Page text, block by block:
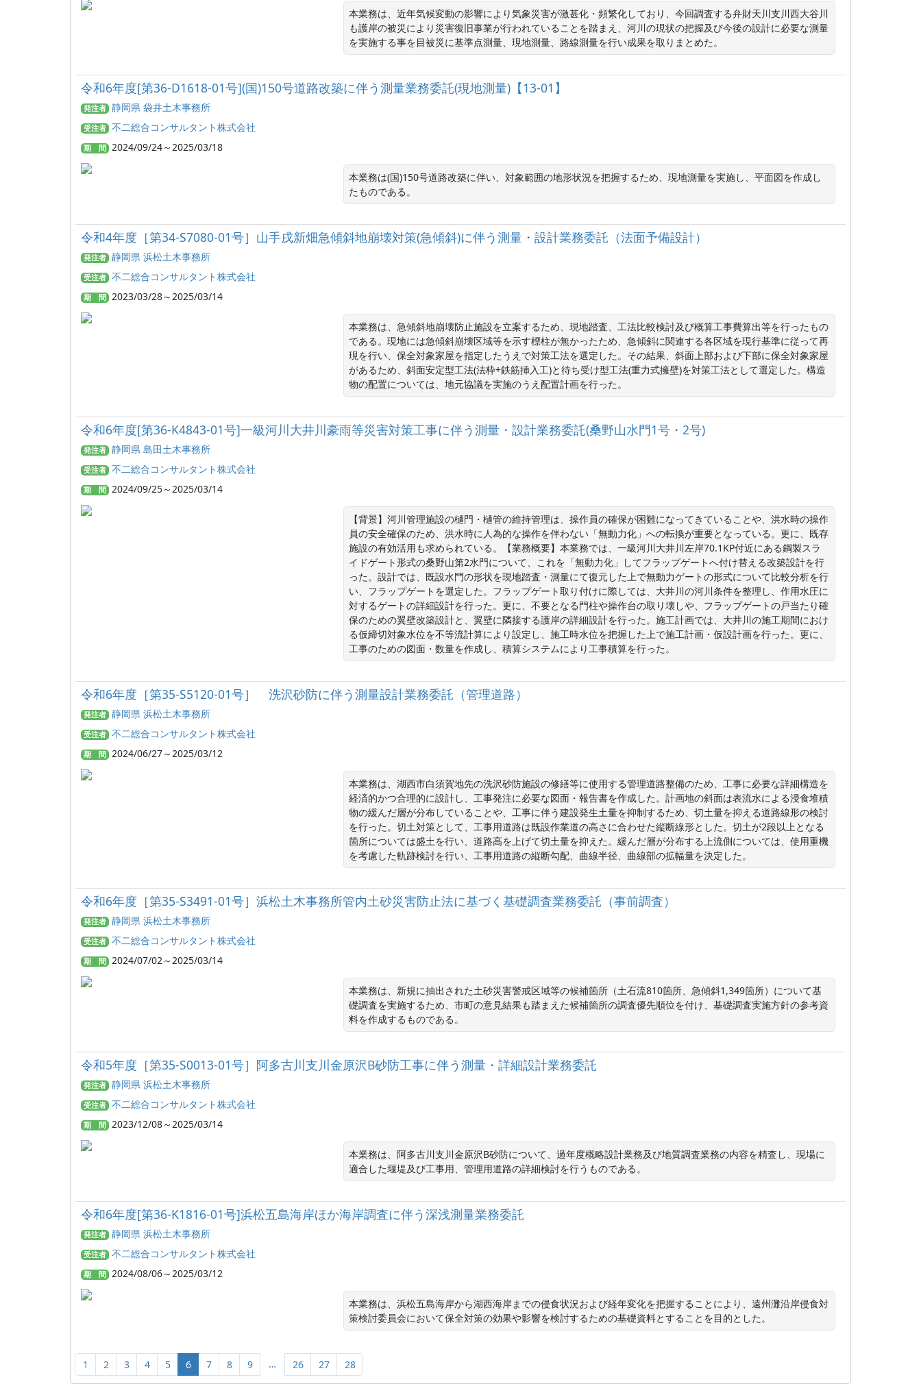
本業務は、近年気候変動の影響により気象災害が激甚化・頻繁化しており、今回調査する弁財天川支川西大谷川
も護岸の被災により災害復旧事業が行われていることを踏まえ、河川の現状の把握及び今後の設計に必要な測量
を実施する事を目被災に基準点測量、現地測量、路線測量を行い成果を取りまとめた。
令和6年度[第36-D1618-01号](国)150号道路改築に伴う測量業務委託(現地測量)【13-01】
発注者 静岡県 袋井土木事務所
受注者 不二総合コンサルタント株式会社
期 間 2024/09/24～2025/03/18
本業務は(国)150号道路改築に伴い、対象範囲の地形状況を把握するため、現地測量を実施し、平面図を作成し
たものである。
令和4年度［第34-S7080-01号］山手戌新畑急傾斜地崩壊対策(急傾斜)に伴う測量・設計業務委託（法面予備設計）
発注者 静岡県 浜松土木事務所
受注者 不二総合コンサルタント株式会社
期 間 2023/03/28～2025/03/14
本業務は、急傾斜地崩壊防止施設を立案するため、現地踏査、工法比較検討及び概算工事費算出等を行ったもの
である。現地には急傾斜崩壊区域等を示す標柱が無かったため、急傾斜に関連する各区域を現行基準に従って再
現を行い、保全対象家屋を指定したうえで対策工法を選定した。その結果、斜面上部および下部に保全対象家屋
があるため、斜面安定型工法(法枠+鉄筋挿入工)と待ち受け型工法(重力式擁壁)を対策工法として選定した。構造
物の配置については、地元協議を実施のうえ配置計画を行った。
令和6年度[第36‐K4843‐01号]一級河川大井川豪雨等災害対策工事に伴う測量・設計業務委託(桑野山水門1号・2号)
発注者 静岡県 島田土木事務所
受注者 不二総合コンサルタント株式会社
期 間 2024/09/25～2025/03/14
【背景】河川管理施設の樋門・樋管の維持管理は、操作員の確保が困難になってきていることや、洪水時の操作
員の安全確保のため、洪水時に人為的な操作を伴わない「無動力化」への転換が重要となっている。更に、既存
施設の有効活用も求められている。【業務概要】本業務では、一級河川大井川左岸70.1KP付近にある鋼製スラ
イドゲート形式の桑野山第2水門について、これを「無動力化」してフラップゲートへ付け替える改築設計を行
った。設計では、既設水門の形状を現地踏査・測量にて復元した上で無動力ゲートの形式について比較分析を行
い、フラップゲートを選定した。フラップゲート取り付けに際しては、大井川の河川条件を整理し、作用水圧に
対するゲートの詳細設計を行った。更に、不要となる門柱や操作台の取り壊しや、フラップゲートの戸当たり確
保のための翼壁改築設計と、翼壁に隣接する護岸の詳細設計を行った。施工計画では、大井川の施工期間におけ
る仮締切対象水位を不等流計算により設定し、施工時水位を把握した上で施工計画・仮設計画を行った。更に、
工事のための図面・数量を作成し、積算システムにより工事積算を行った。
令和6年度［第35-S5120-01号］ 洗沢砂防に伴う測量設計業務委託（管理道路）
発注者 静岡県 浜松土木事務所
受注者 不二総合コンサルタント株式会社
期 間 2024/06/27～2025/03/12
本業務は、湖西市白須賀地先の洗沢砂防施設の修繕等に使用する管理道路整備のため、工事に必要な詳細構造を
経済的かつ合理的に設計し、工事発注に必要な図面・報告書を作成した。計画地の斜面は表流水による浸食堆積
物の緩んだ層が分布していることや、工事に伴う建設発生土量を抑制するため、切土量を抑える道路線形の検討
を行った。切土対策として、工事用道路は既設作業道の高さに合わせた縦断線形とした。切土が2段以上となる
箇所については盛土を行い、道路高を上げて切土量を抑えた。緩んだ層が分布する上流側については、使用重機
を考慮した軌跡検討を行い、工事用道路の縦断勾配、曲線半径、曲線部の拡幅量を決定した。
令和6年度［第35-S3491-01号］浜松土木事務所管内土砂災害防止法に基づく基礎調査業務委託（事前調査）
発注者 静岡県 浜松土木事務所
受注者 不二総合コンサルタント株式会社
期 間 2024/07/02～2025/03/14
本業務は、新規に抽出された土砂災害警戒区域等の候補箇所（土石流810箇所、急傾斜1,349箇所）について基
礎調査を実施するため、市町の意見結果も踏まえた候補箇所の調査優先順位を付け、基礎調査実施方針の参考資
料を作成するものである。
令和5年度［第35-S0013-01号］阿多古川支川金原沢B砂防工事に伴う測量・詳細設計業務委託
発注者 静岡県 浜松土木事務所
受注者 不二総合コンサルタント株式会社
期 間 2023/12/08～2025/03/14
本業務は、阿多古川支川金原沢B砂防について、過年度概略設計業務及び地質調査業務の内容を精査し、現場に
適合した堰堤及び工事用、管理用道路の詳細検討を行うものである。
令和6年度[第36-K1816-01号]浜松五島海岸ほか海岸調査に伴う深浅測量業務委託
発注者 静岡県 浜松土木事務所
受注者 不二総合コンサルタント株式会社
期 間 2024/08/06～2025/03/12
本業務は、浜松五島海岸から湖西海岸までの侵食状況および経年変化を把握することにより、遠州灘沿岸侵食対
策検討委員会において保全対策の効果や影響を検討するための基礎資料とすることを目的とした。
1 2 3 4 5 6 7 8 9 … 26 27 28